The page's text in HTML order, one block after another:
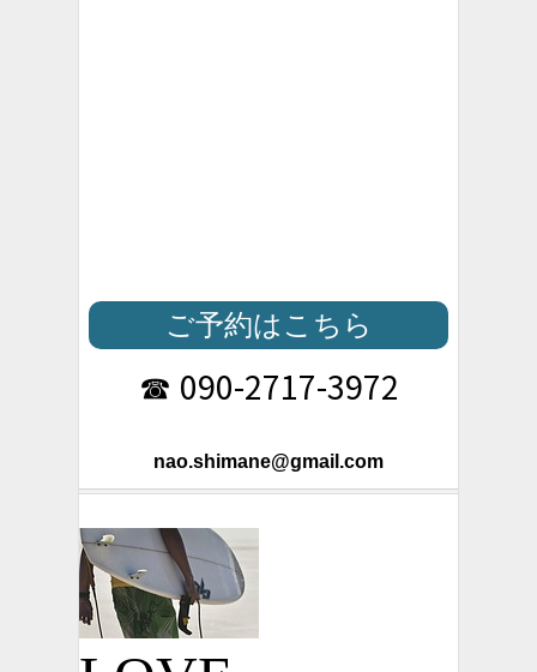
ご予約はこちら
☎ 090-2717-3972
nao.shimane@gmail.com